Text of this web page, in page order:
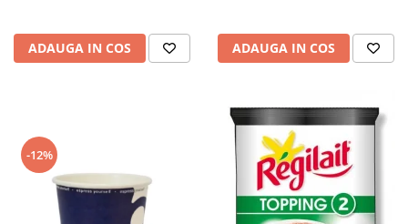
ADAUGA IN COS ADAUGA IN COS
-12%